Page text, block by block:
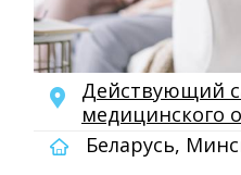
Действующий
медицинского
Беларусь,